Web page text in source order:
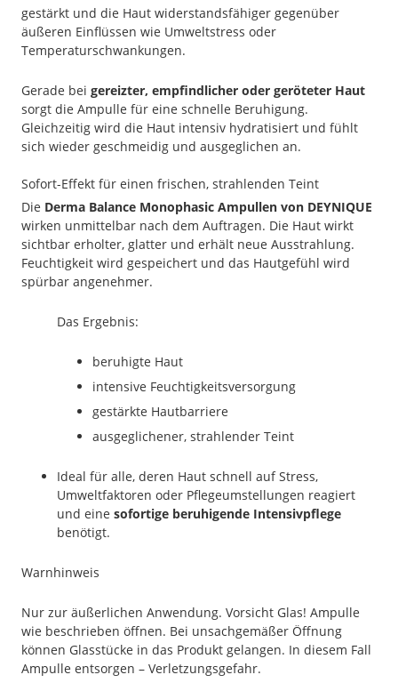
gestärkt und die Haut widerstandsfähiger gegenüber
äußeren Einflüssen wie Umweltstress oder
Temperaturschwankungen.
Gerade bei gereizter, empfindlicher oder geröteter Haut
sorgt die Ampulle für eine schnelle Beruhigung.
Gleichzeitig wird die Haut intensiv hydratisiert und fühlt
sich wieder geschmeidig und ausgeglichen an.
Sofort-Effekt für einen frischen, strahlenden Teint
Die Derma Balance Monophasic Ampullen von DEYNIQUE
wirken unmittelbar nach dem Auftragen. Die Haut wirkt
sichtbar erholter, glatter und erhält neue Ausstrahlung.
Feuchtigkeit wird gespeichert und das Hautgefühl wird
spürbar angenehmer.
Das Ergebnis:
beruhigte Haut
intensive Feuchtigkeitsversorgung
gestärkte Hautbarriere
ausgeglichener, strahlender Teint
Ideal für alle, deren Haut schnell auf Stress,
Umweltfaktoren oder Pflegeumstellungen reagiert
und eine sofortige beruhigende Intensivpflege
benötigt.
Warnhinweis
Nur zur äußerlichen Anwendung. Vorsicht Glas! Ampulle
wie beschrieben öffnen. Bei unsachgemäßer Öffnung
können Glasstücke in das Produkt gelangen. In diesem Fall
Ampulle entsorgen – Verletzungsgefahr.